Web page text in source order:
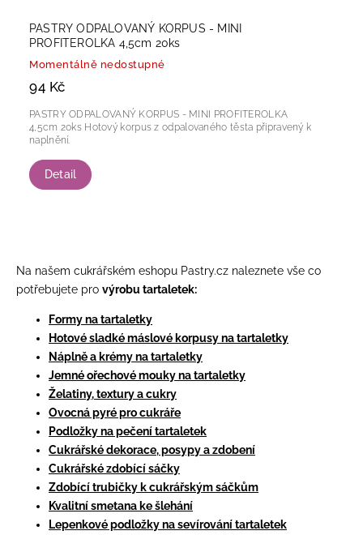
PASTRY ODPALOVANÝ KORPUS - MINI
PROFITEROLKA 4,5cm 20ks
Momentálně nedostupné
94 Kč
Detail
PASTRY ODPALOVANÝ KORPUS - MINI PROFITEROLKA
4,5cm 20ks Hotový korpus z odpalovaného těsta připravený k
naplnění.
Na našem cukrářském eshopu Pastry.cz naleznete vše co
potřebujete pro výrobu tartaletek:
Formy na tartaletky
Hotové sladké máslové korpusy na tartaletky
Náplně a krémy na tartaletky
Jemné ořechové mouky na tartaletky
Želatiny, textury a cukry
Ovocná pyré pro cukráře
Podložky na pečení tartaletek
Cukrářské dekorace, posypy a zdobení
Cukrářské zdobící sáčky
Zdobící trubičky k cukrářským sáčkům
Kvalitní smetana ke šlehání
Lepenkové podložky na sevírování tartaletek